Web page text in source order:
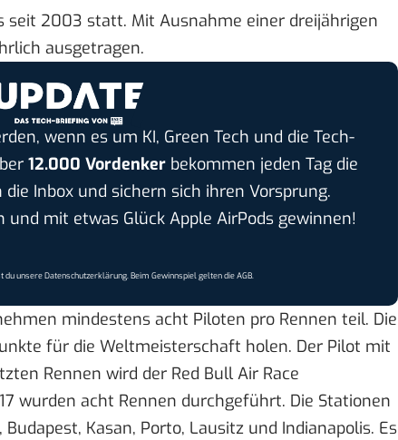
seit 2003 statt. Mit Ausnahme einer dreijährigen
ausgetragen.
wenn es um KI, Green Tech und die Tech-
12.000 Vordenkerbekommen jeden Tag die
Inbox und sichern sich ihren Vorsprung.
mit etwas Glück Apple AirPods gewinnen!
du unsereDatenschutzerklärung. Beim Gewinnspiel gelten dieAGB.
mindestens acht Piloten pro Rennen teil. Die
für die Weltmeisterschaft holen. Der Pilot mit
Rennen wird der Red Bull Air Race
wurden acht Rennen durchgeführt. Die Stationen
Budapest, Kasan, Porto, Lausitz und Indianapolis. Es